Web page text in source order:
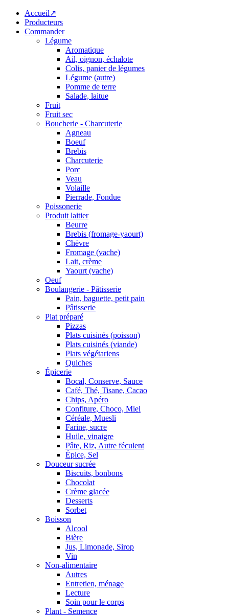
Accueil↗
Producteurs
Commander
Légume
Aromatique
Ail, oignon, échalote
Colis, panier de légumes
Légume (autre)
Pomme de terre
Salade, laitue
Fruit
Fruit sec
Boucherie - Charcuterie
Agneau
Boeuf
Brebis
Charcuterie
Porc
Veau
Volaille
Pierrade, Fondue
Poissonerie
Produit laitier
Beurre
Brebis (fromage-yaourt)
Chèvre
Fromage (vache)
Lait, crème
Yaourt (vache)
Oeuf
Boulangerie - Pâtisserie
Pain, baguette, petit pain
Pâtisserie
Plat préparé
Pizzas
Plats cuisinés (poisson)
Plats cuisinés (viande)
Plats végétariens
Quiches
Épicerie
Bocal, Conserve, Sauce
Café, Thé, Tisane, Cacao
Chips, Apéro
Confiture, Choco, Miel
Céréale, Muesli
Farine, sucre
Huile, vinaigre
Pâte, Riz, Autre féculent
Épice, Sel
Douceur sucrée
Biscuits, bonbons
Chocolat
Crème glacée
Desserts
Sorbet
Boisson
Alcool
Bière
Jus, Limonade, Sirop
Vin
Non-alimentaire
Autres
Entretien, ménage
Lecture
Soin pour le corps
Plant - Semence